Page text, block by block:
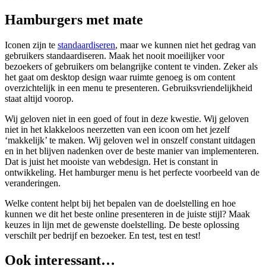
Hamburgers met mate
Iconen zijn te standaardiseren, maar we kunnen niet het gedrag van
gebruikers standaardiseren. Maak het nooit moeilijker voor
bezoekers of gebruikers om belangrijke content te vinden. Zeker als
het gaat om desktop design waar ruimte genoeg is om content
overzichtelijk in een menu te presenteren. Gebruiksvriendelijkheid
staat altijd voorop.
Wij geloven niet in een goed of fout in deze kwestie. Wij geloven
niet in het klakkeloos neerzetten van een icoon om het jezelf
‘makkelijk’ te maken. Wij geloven wel in onszelf constant uitdagen
en in het blijven nadenken over de beste manier van implementeren.
Dat is juist het mooiste van webdesign. Het is constant in
ontwikkeling. Het hamburger menu is het perfecte voorbeeld van de
veranderingen.
Welke content helpt bij het bepalen van de doelstelling en hoe
kunnen we dit het beste online presenteren in de juiste stijl? Maak
keuzes in lijn met de gewenste doelstelling. De beste oplossing
verschilt per bedrijf en bezoeker. En test, test en test!
Ook interessant…